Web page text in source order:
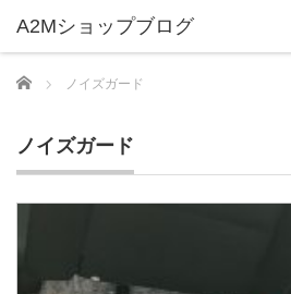
Home ノイズガード
ノイズガード